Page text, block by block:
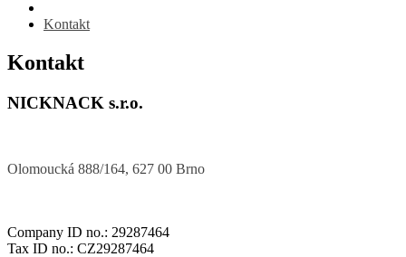
Kontakt
Kontakt
NICKNACK s.r.o.
Olomoucká 888/164, 627 00 Brno
Company ID no.: 29287464
Tax ID no.: CZ29287464